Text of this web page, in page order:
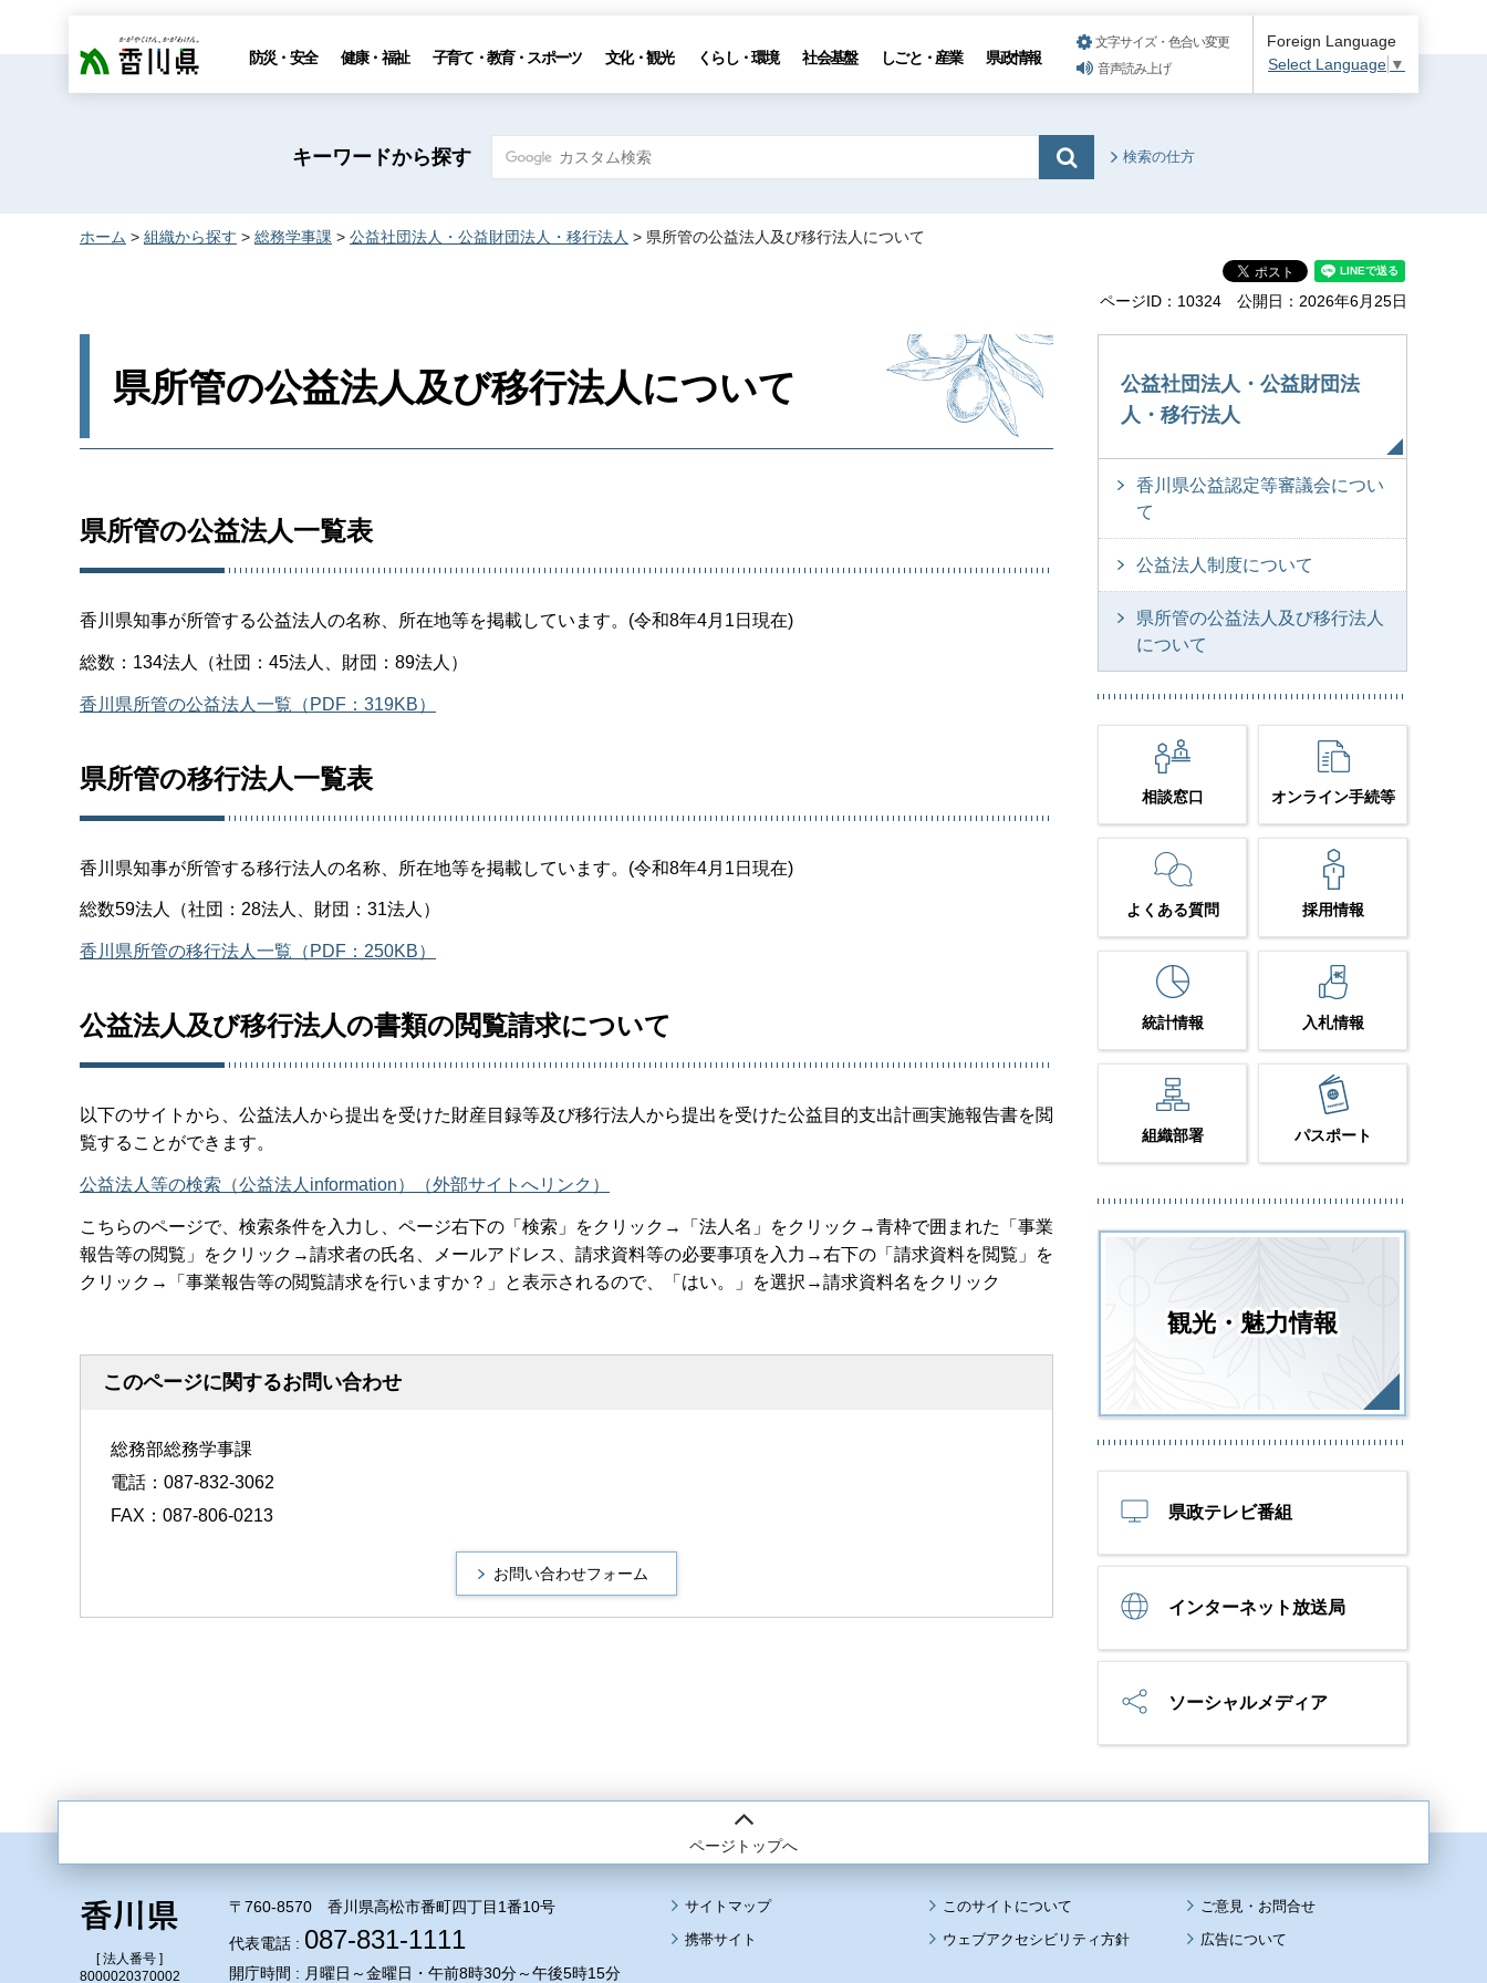
香川県 防災・安全 健康・福祉 子育て・教育・スポーツ 文化・観光 くらし・環境 社会基盤 しごと・産業 県政情報
文字サイズ・色合い変更
音声読み上げ
Foreign Language
Select Language ▼
キーワードから探す 検索の仕方
ホーム > 組織から探す > 総務学事課 > 公益社団法人・公益財団法人・移行法人 > 県所管の公益法人及び移行法人について
ページID：10324 公開日：2026年6月25日
県所管の公益法人及び移行法人について
県所管の公益法人一覧表
香川県知事が所管する公益法人の名称、所在地等を掲載しています。(令和8年4月1日現在)
総数：134法人（社団：45法人、財団：89法人）
香川県所管の公益法人一覧（PDF：319KB）
県所管の移行法人一覧表
香川県知事が所管する移行法人の名称、所在地等を掲載しています。(令和8年4月1日現在)
総数59法人（社団：28法人、財団：31法人）
香川県所管の移行法人一覧（PDF：250KB）
公益法人及び移行法人の書類の閲覧請求について
以下のサイトから、公益法人から提出を受けた財産目録等及び移行法人から提出を受けた公益目的支出計画実施報告書を閲
覧することができます。
公益法人等の検索（公益法人information）（外部サイトへリンク）
こちらのページで、検索条件を入力し、ページ右下の「検索」をクリック→「法人名」をクリック→青枠で囲まれた「事業
報告等の閲覧」をクリック→請求者の氏名、メールアドレス、請求資料等の必要事項を入力→右下の「請求資料を閲覧」を
クリック→「事業報告等の閲覧請求を行いますか？」と表示されるので、「はい。」を選択→請求資料名をクリック
このページに関するお問い合わせ
総務部総務学事課
電話：087-832-3062
FAX：087-806-0213
公益社団法人・公益財団法
人・移行法人
香川県公益認定等審議会につい
て
公益法人制度について
県所管の公益法人及び移行法人
について
相談窓口 オンライン手続等
よくある質問 採用情報
統計情報 入札情報
組織部署 パスポート
観光・魅力情報
県政テレビ番組
インターネット放送局
ソーシャルメディア
ページトップへ
[ 法人番号 ]
8000020370002
〒760-8570 香川県高松市番町四丁目1番10号
代表電話 : 087-831-1111
開庁時間 : 月曜日～金曜日・午前8時30分～午後5時15分
サイトマップ
このサイトについて
携帯サイト
ウェブアクセシビリティ方針 広告について